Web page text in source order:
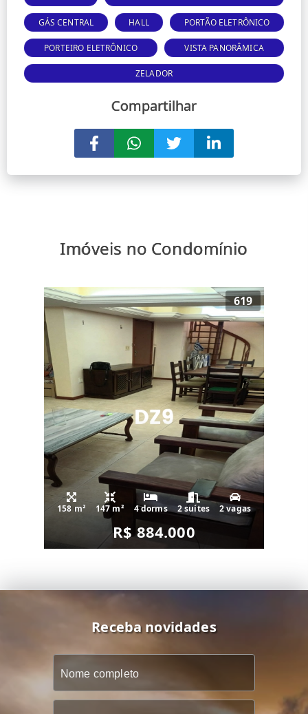
GÁS CENTRAL HALL PORTÃO ELETRÔNICO
PORTEIRO ELETRÔNICO VISTA PANORÂMICA
ZELADOR
Compartilhar
Imóveis no Condomínio
619
158 m² 147 m² 4 dorms 2 suítes 2 vagas
R$ 884.000
Receba novidades